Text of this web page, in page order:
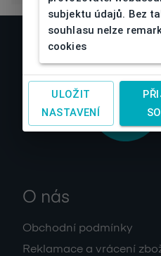
O nás
Obchodní podmínky
Reklamace a vrácení
subjektu údajů. Bez
souhlasu nelze
cookies
ULOŽIT
NASTAVENÍ